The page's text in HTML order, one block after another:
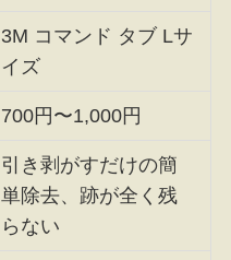
3M コマンド タブ Lサ
イズ
700円〜1,000円
引き剥がすだけの簡
単除去、跡が全く残
らない